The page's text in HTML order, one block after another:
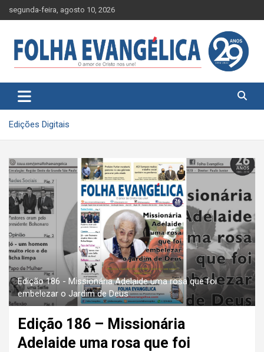
to
segunda-feira, agosto 10, 2026
Edições Digitais
Edição 186 - Missionária Adelaide uma rosa que foi
embelezar o Jardim de Deus
Edição 186 – Missionária
Adelaide uma rosa que foi